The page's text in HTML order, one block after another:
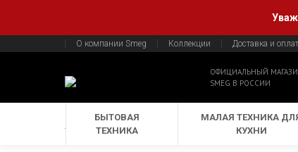
О компании Smeg Коллекции Доставка и
ОФИЦИАЛЬНЫЙ
SMEG В РОССИИ
БЫТОВАЯ
ТЕХНИКА
МАЛАЯ ТЕХНИКА
КУХНИ